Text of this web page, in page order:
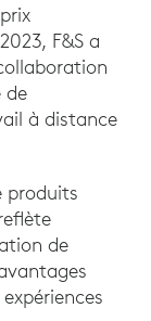
F&S a
de
à distance
produits
de